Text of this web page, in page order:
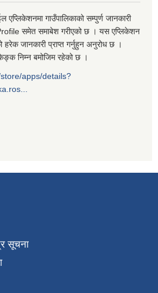
एप्लिकेशनमा गाउँपालिकाको सम्पुर्ण जानकारी
समेत समाबेश गरीएको छ । यस एप्लिकेशन
हरेक जानकारी प्राप्त गर्नुहुन अनुरोध छ ।
निम्न बमोजिम रहेको छ ।
apps/details?
सूचना